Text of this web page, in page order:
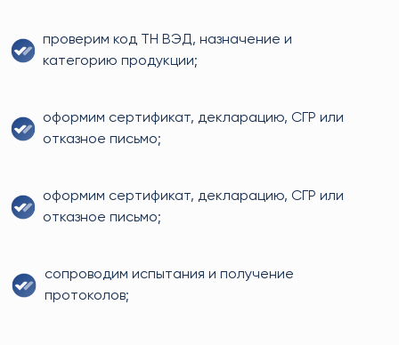
проверим код ТН ВЭД, назначение и
категорию продукции;
оформим сертификат, декларацию, СГР или
отказное письмо;
оформим сертификат, декларацию, СГР или
отказное письмо;
сопроводим испытания и получение
протоколов;